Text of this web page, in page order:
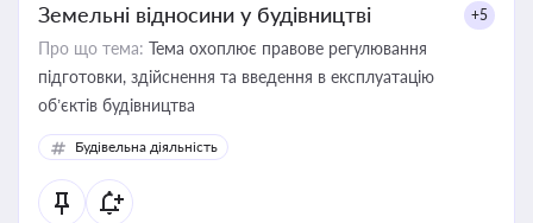
Земельні відносини у будівництві +5
Про що тема: Тема охоплює правове регулювання
підготовки, здійснення та введення в експлуатацію
об’єктів будівництва
Будівельна діяльність